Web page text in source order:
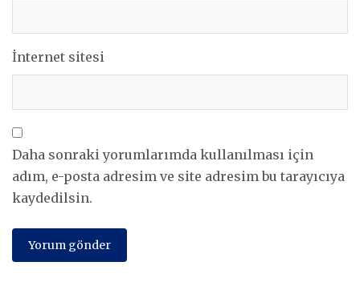
İnternet sitesi
Daha sonraki yorumlarımda kullanılması için
adım, e-posta adresim ve site adresim bu tarayıcıya
kaydedilsin.